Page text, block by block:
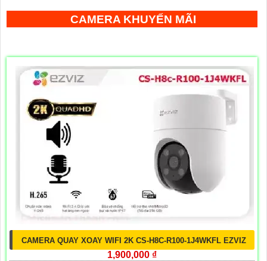
CAMERA KHUYẾN MÃI
CAMERA QUAY XOAY WIFI 2K CS-H8C-R100-1J4WKFL EZVIZ
1,900,000 ₫